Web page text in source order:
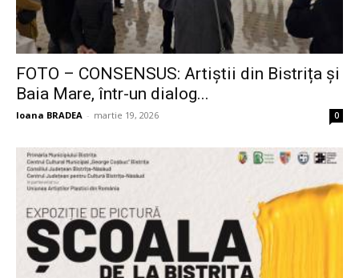
FOTO – CONSENSUS: Artiștii din Bistrița și
Baia Mare, într-un dialog...
Ioana BRADEA - martie 19, 2026 0